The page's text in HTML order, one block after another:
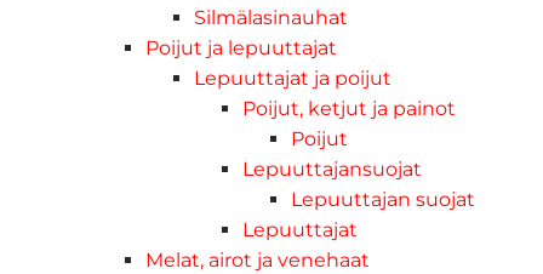
Silmälasinauhat
Poijut ja lepuuttajat
Lepuuttajat ja poijut
Poijut, ketjut ja painot
Poijut
Lepuuttajansuojat
Lepuuttajan suojat
Lepuuttajat
Melat, airot ja venehaat